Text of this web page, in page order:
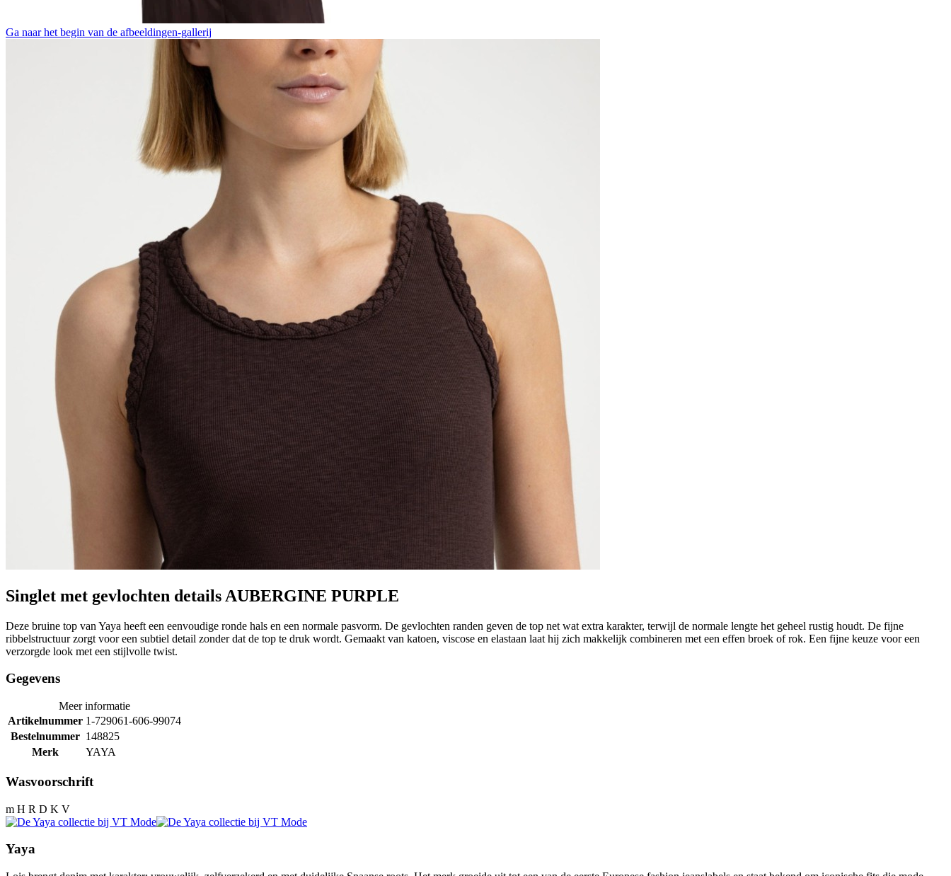
Ga naar het begin van de afbeeldingen-gallerij
Singlet met gevlochten details AUBERGINE PURPLE
Deze bruine top van Yaya heeft een eenvoudige ronde hals en een normale pasvorm. De gevlochten randen geven de top net wat extra karakter, terwijl de normale lengte het geheel rustig houdt. De fijne
ribbelstructuur zorgt voor een subtiel detail zonder dat de top te druk wordt. Gemaakt van katoen, viscose en elastaan laat hij zich makkelijk combineren met een effen broek of rok. Een fijne keuze voor een
verzorgde look met een stijlvolle twist.
Gegevens
Meer informatie
Artikelnummer 1-729061-606-99074
Bestelnummer 148825
Merk
YAYA
Wasvoorschrift
m H R D K V
Yaya